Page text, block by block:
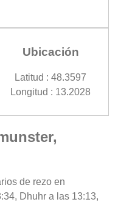
Ubicación
Latitud : 48.3597
Longitud : 13.2028
de rezo en
Dhuhr a las 13:13,